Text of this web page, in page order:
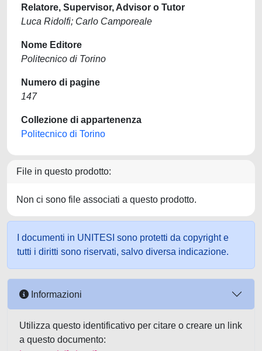
Relatore, Supervisor, Advisor o Tutor
Luca Ridolfi; Carlo Camporeale
Nome Editore
Politecnico di Torino
Numero di pagine
147
Collezione di appartenenza
Politecnico di Torino
File in questo prodotto:
Non ci sono file associati a questo prodotto.
I documenti in UNITESI sono protetti da copyright e
tutti i diritti sono riservati, salvo diversa indicazione.
Informazioni
Utilizza questo identificativo per citare o creare un link
a questo documento: